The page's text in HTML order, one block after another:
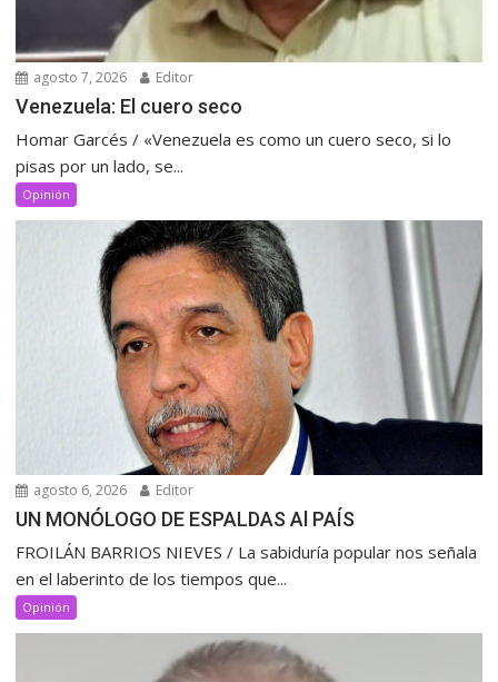
agosto 7, 2026 Editor
Venezuela: El cuero seco
Homar Garcés / «Venezuela es como un cuero seco, si lo
pisas por un lado, se...
Opinión
agosto 6, 2026 Editor
UN MONÓLOGO DE ESPALDAS Al PAÍS
FROILÁN BARRIOS NIEVES / La sabiduría popular nos señala
en el laberinto de los tiempos que...
Opinión